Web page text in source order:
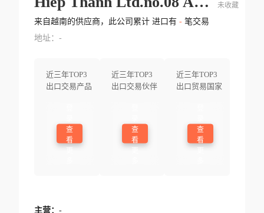
来自越南的供应商，此公司累计 进口有 -笔交易
地址：-
近三年TOP3
出口交易产品
查
看
近三年TOP3
出口交易伙伴
查
看
近三年TOP3
出口贸易国家
查
看
未收藏
主营： -